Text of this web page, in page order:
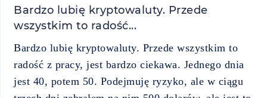
Bardzo lubię kryptowaluty. Przede
wszystkim to radość...
Bardzo lubię kryptowaluty. Przede wszystkim to
radość z pracy, jest bardzo ciekawa. Jednego dnia
jest 40, potem 50. Podejmuję ryzyko, ale w ciągu